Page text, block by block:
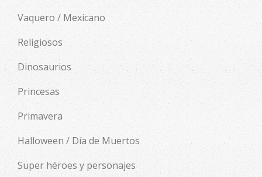
Vaquero / Mexicano
Religiosos
Dinosaurios
Princesas
Primavera
Halloween / Día de Muertos
Super héroes y personajes